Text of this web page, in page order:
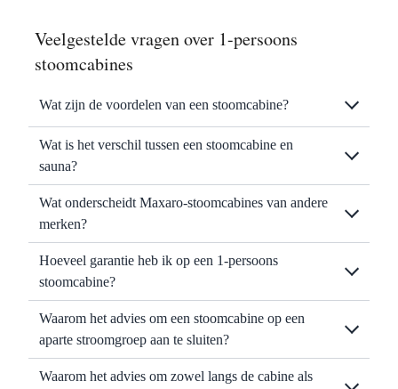
Veelgestelde vragen over 1-persoons
stoomcabines
Wat zijn de voordelen van een stoomcabine?
Wat is het verschil tussen een stoomcabine en
sauna?
Wat onderscheidt Maxaro-stoomcabines van andere
merken?
Hoeveel garantie heb ik op een 1-persoons
stoomcabine?
Waarom het advies om een stoomcabine op een
aparte stroomgroep aan te sluiten?
Waarom het advies om zowel langs de cabine als